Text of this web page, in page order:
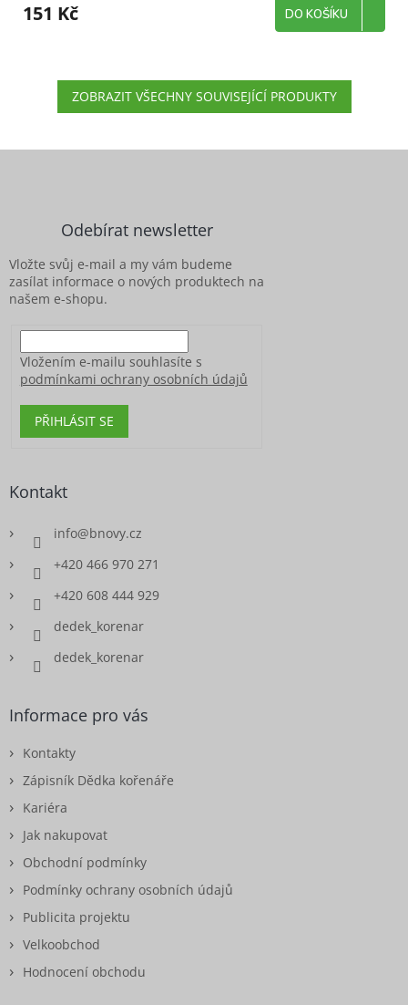
151 Kč DO KOŠÍKU
ZOBRAZIT VŠECHNY SOUVISEJÍCÍ PRODUKTY
Odebírat newsletter
Vložte svůj e-mail a my vám budeme
zasílat informace o nových produktech na
našem e-shopu.
Vložením e-mailu souhlasíte s
podmínkami ochrany osobních údajů
PŘIHLÁSIT SE
Kontakt
info@bnovy.cz
+420 466 970 271
+420 608 444 929
dedek_korenar
dedek_korenar
Informace pro vás
Kontakty
Zápisník Dědka kořenáře
Kariéra
Jak nakupovat
Obchodní podmínky
Podmínky ochrany osobních údajů
Publicita projektu
Velkoobchod
Hodnocení obchodu